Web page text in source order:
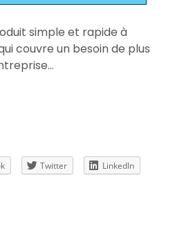
simple et rapide à
couvre un besoin de plus
Twitter
LinkedIn